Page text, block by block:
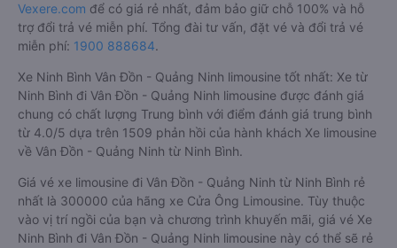
Vexere.com để có giá rẻ nhất, đảm bảo giữ chỗ 100% và hỗ
trợ đổi trả vé miễn phí. Tổng đài tư vấn, đặt vé và đổi trả vé
miễn phí: 1900 888684.
Xe Ninh Bình Vân Đồn - Quảng Ninh limousine tốt nhất: Xe từ
Ninh Bình đi Vân Đồn - Quảng Ninh limousine được đánh giá
chung có chất lượng Trung bình với điểm đánh giá trung bình
từ 4.0/5 dựa trên 1509 phản hồi của hành khách Xe limousine
về Vân Đồn - Quảng Ninh từ Ninh Bình.
Giá vé xe limousine đi Vân Đồn - Quảng Ninh từ Ninh Bình rẻ
nhất là 300000 của hãng xe Cửa Ông Limousine. Tùy thuộc
vào vị trí ngồi của bạn và chương trình khuyến mãi, giá vé Xe
Ninh Bình đi Vân Đồn - Quảng Ninh limousine này có thể sẽ rẻ